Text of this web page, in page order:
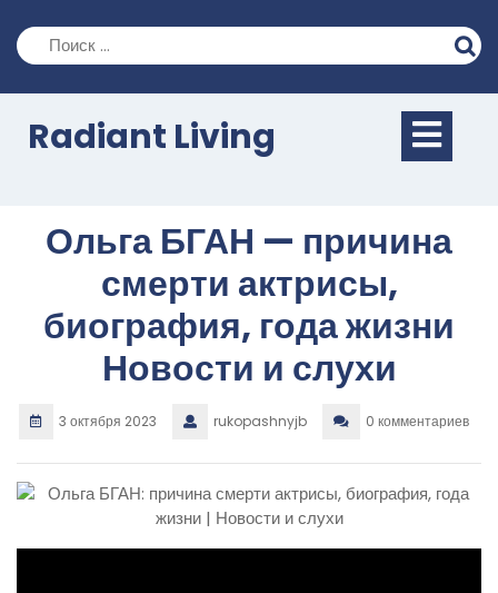
содержимому
Radiant Living
Ольга БГАН — причина
смерти актрисы,
биография, года жизни
Новости и слухи
3 октября 2023 rukopashnyjb 0 комментариев